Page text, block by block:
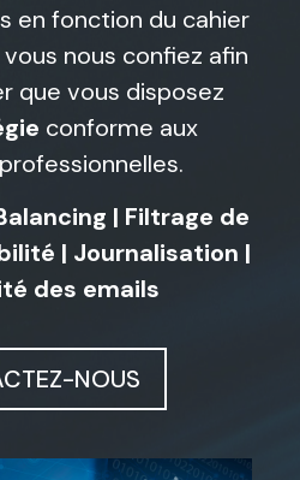
en fonction du cahier
nous confiez afin
que vous disposez
conforme aux
| Filtrage de
| Journalisation |
des emails
NOUS